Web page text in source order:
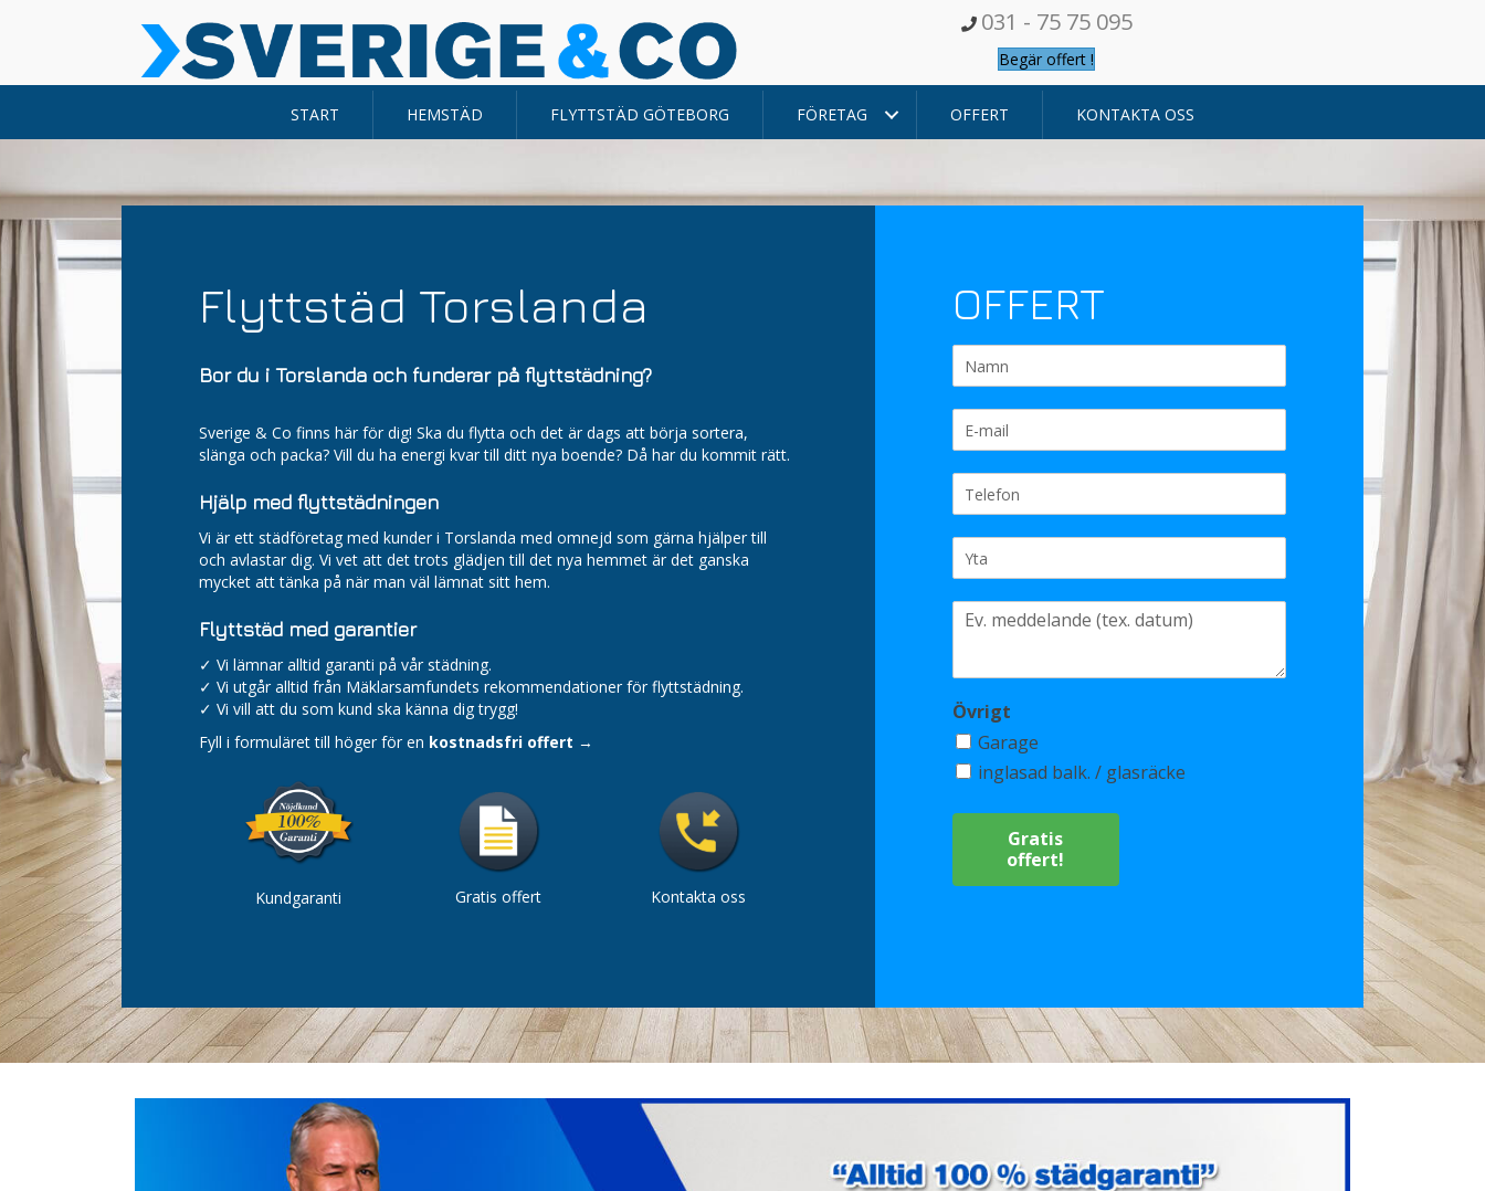
031 - 75 75 095
Begär offert !
START HEMSTÄD FLYTTSTÄD GÖTEBORG FÖRETAG OFFERT KONTAKTA OSS
Flyttstäd Torslanda
Bor du i Torslanda och funderar på flyttstädning?
Sverige & Co finns här för dig! Ska du flytta och det är dags att börja sortera,
slänga och packa? Vill du ha energi kvar till ditt nya boende? Då har du kommit rätt.
Hjälp med flyttstädningen
Vi är ett städföretag med kunder i Torslanda med omnejd som gärna hjälper till
och avlastar dig. Vi vet att det trots glädjen till det nya hemmet är det ganska
mycket att tänka på när man väl lämnat sitt hem.
Flyttstäd med garantier
✓ Vi lämnar alltid garanti på vår städning.
✓ Vi utgår alltid från Mäklarsamfundets rekommendationer för flyttstädning.
✓ Vi vill att du som kund ska känna dig trygg!
Fyll i formuläret till höger för en kostnadsfri offert →
Kundgaranti Gratis offert Kontakta oss
OFFERT
Övrigt
Garage
inglasad balk. / glasräcke
Gratis
offert!